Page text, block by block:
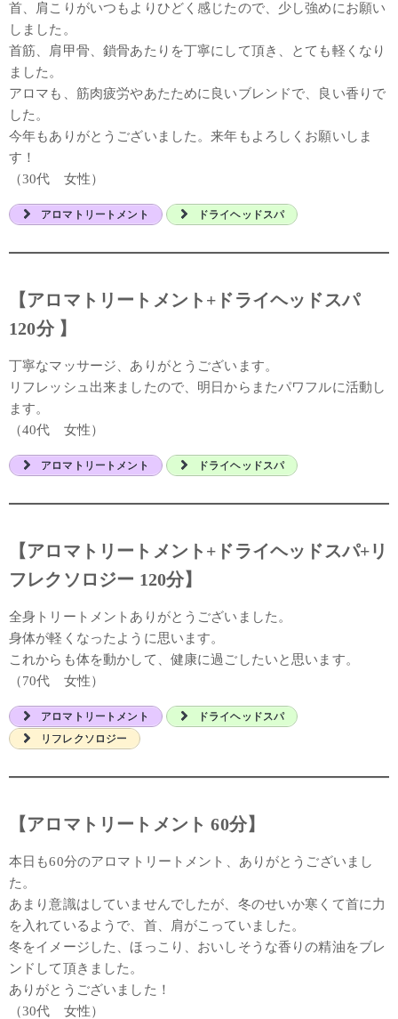
首、肩こりがいつもよりひどく感じたので、少し強めにお願い
しました。
首筋、肩甲骨、鎖骨あたりを丁寧にして頂き、とても軽くなり
ました。
アロマも、筋肉疲労やあたために良いブレンドで、良い香りで
した。
今年もありがとうございました。来年もよろしくお願いしま
す！
（30代 女性）
アロマトリートメント ドライヘッドスパ
【アロマトリートメント+ドライヘッドスパ
120分 】
丁寧なマッサージ、ありがとうございます。
リフレッシュ出来ましたので、明日からまたパワフルに活動し
ます。
（40代 女性）
アロマトリートメント ドライヘッドスパ
【アロマトリートメント+ドライヘッドスパ+リ
フレクソロジー 120分】
全身トリートメントありがとうございました。
身体が軽くなったように思います。
これからも体を動かして、健康に過ごしたいと思います。
（70代 女性）
アロマトリートメント
ドライヘッドスパ
リフレクソロジー
【アロマトリートメント 60分】
本日も60分のアロマトリートメント、ありがとうございまし
た。
あまり意識はしていませんでしたが、冬のせいか寒くて首に力
を入れているようで、首、肩がこっていました。
冬をイメージした、ほっこり、おいしそうな香りの精油をブレ
ンドして頂きました。
ありがとうございました！
（30代 女性）